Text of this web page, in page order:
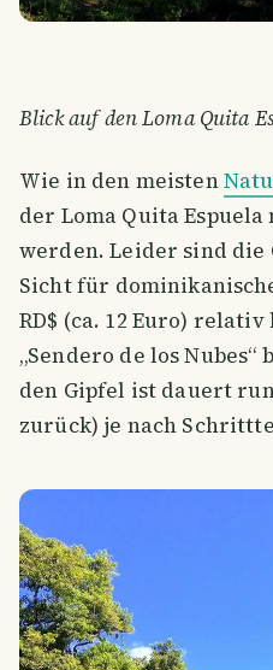
Blick auf den Loma Quita
Wie in den meisten
der Loma Quita
werden. Leider sind die
Sicht für
RD$ (ca. 12 Euro)
„Sendero de los
den Gipfel ist dauert
zurück) je nach